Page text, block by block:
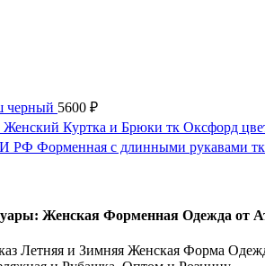
черный 5600 ₽
Куртка и Брюки тк Оксфорд
Форменная с длинными рукавами тк
Женская Форменная Одежда от
Летняя и Зимняя Женская Форма